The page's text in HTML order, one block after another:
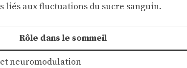
aux fluctuations du sucre sanguin.
Rôle dans le sommeil
neuromodulation